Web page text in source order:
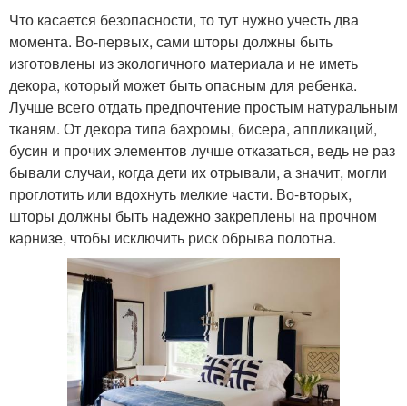
Что касается безопасности, то тут нужно учесть два
момента. Во-первых, сами шторы должны быть
изготовлены из экологичного материала и не иметь
декора, который может быть опасным для ребенка.
Лучше всего отдать предпочтение простым натуральным
тканям. От декора типа бахромы, бисера, аппликаций,
бусин и прочих элементов лучше отказаться, ведь не раз
бывали случаи, когда дети их отрывали, а значит, могли
проглотить или вдохнуть мелкие части. Во-вторых,
шторы должны быть надежно закреплены на прочном
карнизе, чтобы исключить риск обрыва полотна.